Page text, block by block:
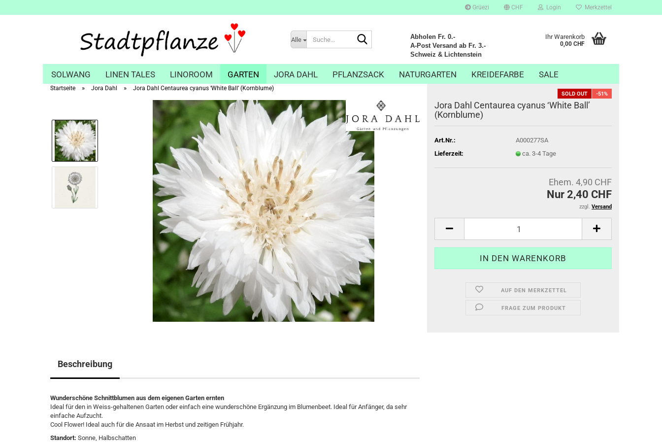
Grüezi CHF Login Merkzettel
Alle
Abholen Fr. 0.-
A-Post Versand ab Fr. 3.-
Schweiz & Lichtenstein
Ihr Warenkorb
0,00 CHF
SOLWANG LINEN TALES LINOROOM GARTEN JORA DAHL PFLANZSACK NATURGARTEN KREIDEFARBE SALE
Startseite » Jora Dahl » Jora Dahl Centaurea cyanus ‘White Ball’ (Kornblume)
SOLD OUT -51%
Jora Dahl Centaurea cyanus ‘White Ball’
(Kornblume)
Art.Nr.:
A000277SA
Lieferzeit:
ca. 3-4 Tage
Ehem. 4,90 CHF
Nur 2,40 CHF
zzgl. Versand
AUF DEN MERKZETTEL
FRAGE ZUM PRODUKT
Beschreibung
Wunderschöne Schnittblumen aus dem eigenen Garten ernten
Ideal für den in Weiss-gehaltenen Garten oder einfach eine wunderschöne Ergänzung im Blumenbeet. Ideal für Anfänger, da sehr
einfache Aufzucht.
Cool Flower! Ideal auch für die Ansaat im Herbst und zeitigen Frühjahr.
Standort: Sonne, Halbschatten